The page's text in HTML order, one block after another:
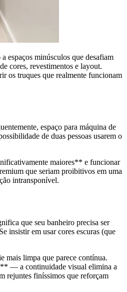
espaços minúsculos que desafiam
cores, revestimentos e layout.
os truques que realmente funcionam
espaço para máquina de
de duas pessoas usarem o
maiores** e funcionar
que seriam proibitivos em uma
intransponível.
que seu banheiro precisa ser
insistir em usar cores escuras (que
mais limpa que parece contínua.
— a continuidade visual elimina a
rejuntes finíssimos que reforçam